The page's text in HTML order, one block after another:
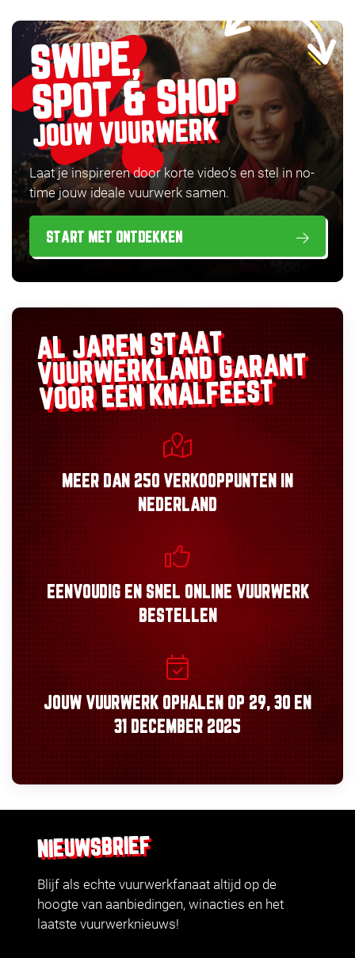
SWIPE,
SPOT & SHOP
JOUW VUURWERK
Laat je inspireren door korte video’s en stel in no-
time jouw ideale vuurwerk samen.
START MET ONTDEKKEN
AL JAREN STAAT
VUURWERKLANDGARANT
VOOR EEN KNALFEEST
MEER DAN 250 VERKOOPPUNTEN
IN
NEDERLAND
EENVOUDIGEN SNEL ONLINE VUURWERK
BESTELLEN
JOUW VUURWERK OPHALEN OP 29, 30 EN
31 DECEMBER 2025
NIEUWSBRIEF
Blijf als echte vuurwerkfanaat altijd op de
hoogte van aanbiedingen, winacties en het
laatste vuurwerknieuws!